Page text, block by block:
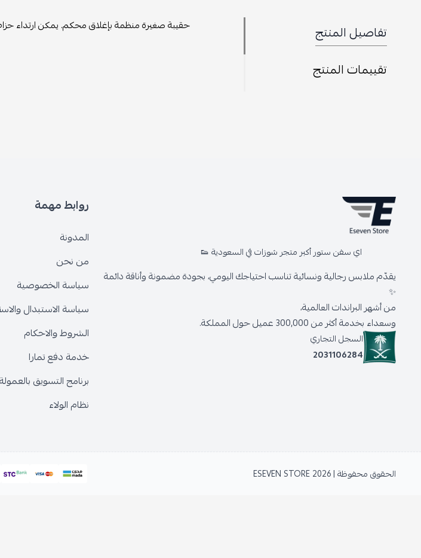
تفاصيل المنتج
تقييمات المنتج
حقيبة صغيرة منظمة بإغلاق محكم. يمكن ارتداء
اي سفن ستور أكبر متجر شوزات في السعودية 👟
يقدّم ملابس رجالية ونسائية تناسب احتياجك اليومي، بجودة مضمونة وأناقة دائمة
✨
من أشهر البراندات العالمية،
وسعداء بخدمة أكثر من 300,000 عميل حول المملكة.
السجل التجاري
2031106284
روابط مهمة
المدونة
من نحن
سياسة الخصوصية
سياسة الاستبدال
الشروط والاحكام
خدمة دفع تمارا
برنامج التسويق بالعمولة
نظام الولاء
الحقوق محفوظة | 2026 ESEVEN STORE